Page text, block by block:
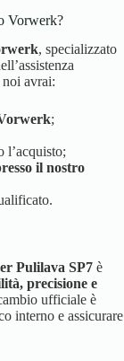
Vorwerk?
, specializzato
avrai:
;
l’acquisto;
il nostro
Pulilava SP7 è
precisione e
ufficiale è
interno e assicurare